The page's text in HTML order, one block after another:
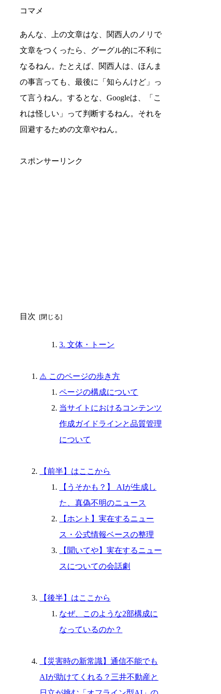
コマメ
あんな、上の文章はな、関西人のノリで
文章をつくったら、グーグル的に不利に
なるねん。たとえば、関西人は、ほんま
の事言っても、最後に「知らんけど」っ
て言うねん。するとな、Googleは、「こ
れは怪しい」って判断するねん。それを
回避するための文章やねん。
スポンサーリンク
目次
3. 文体・トーン
⚠️ このページの歩き方
ページの構成について
当サイトにおけるコンテンツ
作成ガイドラインと品質管理
について
【前半】はここから
【うそかも？】 AIが生成し
た、真偽不明のニュース
【ホント】実在するニュー
ス・公式情報ベースの整理
【聞いてや】実在するニュー
スについての会話劇
【後半】はここから
なぜ、このような2部構成に
なっているのか？
【災害時の新常識】通信不能でも
AIが助けてくれる？三井不動産と